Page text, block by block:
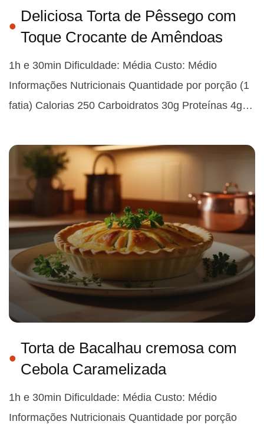
Deliciosa Torta de Pêssego com
Toque Crocante de Amêndoas
1h e 30min Dificuldade: Média Custo: Médio
Informações Nutricionais Quantidade por porção (1
fatia) Calorias 250 Carboidratos 30g Proteínas 4g…
Torta de Bacalhau cremosa com
Cebola Caramelizada
1h e 30min Dificuldade: Média Custo: Médio
Informações Nutricionais Quantidade por porção